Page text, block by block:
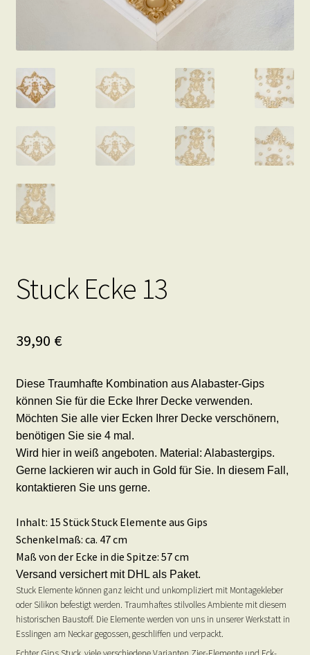
Stuck Ecke 13
39,90 €
Diese Traumhafte Kombination aus Alabaster-Gips
können Sie für die Ecke Ihrer Decke verwenden.
Möchten Sie alle vier Ecken Ihrer Decke verschönern,
benötigen Sie sie 4 mal.
Wird hier in weiß angeboten. Material: Alabastergips.
Gerne lackieren wir auch in Gold für Sie. In diesem Fall,
kontaktieren Sie uns gerne.
Inhalt: 15 Stück Stuck Elemente aus Gips
Schenkelmaß: ca. 47 cm
Maß von der Ecke in die Spitze: 57 cm
Versand versichert mit DHL als Paket.
Stuck Elemente können ganz leicht und unkompliziert mit Montagekleber
oder Silikon befestigt werden. Traumhaftes stilvolles Ambiente mit diesem
historischen Baustoff. Die Elemente werden von uns in unserer Werkstatt in
Esslingen am Neckar gegossen, geschliffen und verpackt.